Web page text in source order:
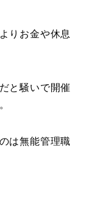
りお金や休息
と騒いで開催
は無能管理職